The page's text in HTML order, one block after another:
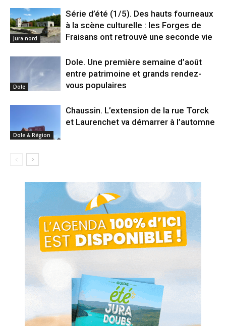
Jura nord
Série d’été (1/5). Des hauts fourneaux
à la scène culturelle : les Forges de
Fraisans ont retrouvé une seconde vie
Dole
Dole. Une première semaine d’août
entre patrimoine et grands rendez-
vous populaires
Dole & Région
Chaussin. L’extension de la rue Torck
et Laurenchet va démarrer à l’automne